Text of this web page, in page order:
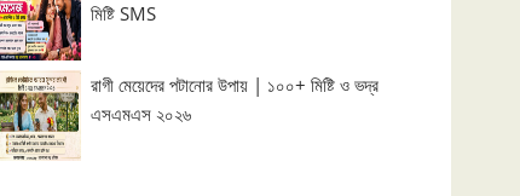
মিষ্টি SMS
রাগী মেয়েদের পটানোর উপায় | ১০০+ মিষ্টি ও ভদ্র
এসএমএস ২০২৬